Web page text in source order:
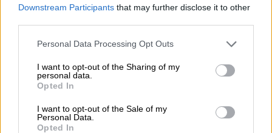
Downstream Participants that may further disclose it to other
Please note that this website/app uses one or more Google
not limited to your visit or usage behaviour. You may click to
grant or deny consent to Google and its third-party tags to
use your data for below specified purposes in below Google
consent section.
Personal Data Processing Opt Outs
I want to opt-out of the Sharing of my
personal data.
Opted In
I want to opt-out of the Sale of my
Personal Data.
Opted In
ΔΙΑΒΑΣΤΕ ΕΠΙΣΗΣ
Κόσμος|28.04.2026 11:12
Οι δύο λέξεις που είπε ο Τραμπ στον
Κάρολο για τον Πούτιν και